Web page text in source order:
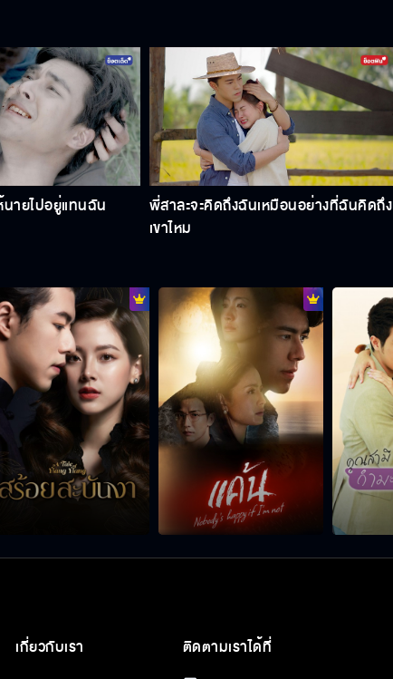
ายไปอยู่แทนฉัน
พี่สาละจะคิดถึงฉันเหมือนอย่างที่ฉันคิดถึง
เขาไหม
เกี่ยวกับเรา ติดตามเราได้ที่